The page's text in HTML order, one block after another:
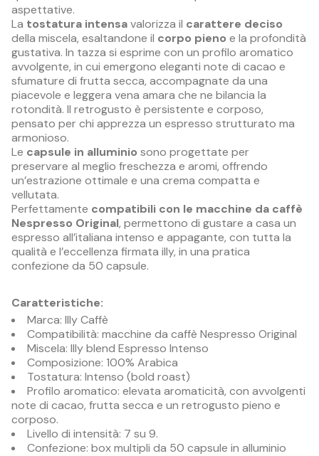
aspettative.
La tostatura intensavalorizza il carattere deciso
della miscela, esaltandone il corpo pieno e la profondità
gustativa. In tazza si esprime con un profilo aromatico
avvolgente, in cui emergono eleganti note di cacao e
sfumature di frutta secca, accompagnate da una
piacevole e leggera vena amara che ne bilancia la
rotondità. Il retrogusto è persistente e corposo,
pensato per chi apprezza un espresso strutturato ma
armonioso.
Le capsule in alluminio sono progettate per
preservare al meglio freschezza e aromi, offrendo
un’estrazione ottimale e una crema compatta e
vellutata.
Perfettamente compatibili con le macchine da caffè
Nespresso Original, permettono di gustare a casa un
espresso all’italiana intenso e appagante, con tutta la
qualità e l’eccellenza firmata illy, in una pratica
confezione da 50 capsule.
Caratteristiche:
Marca: Illy Caffè
Compatibilità: macchine da caffè Nespresso Original
Miscela: Illy blend Espresso Intenso
Composizione: 100% Arabica
Tostatura: Intenso (bold roast)
Profilo aromatico: elevata aromaticità, con avvolgenti
note di cacao, frutta secca e un retrogusto pieno e
corposo.
Livello di intensità: 7 su 9.
Confezione: box multipli da 50 capsule in alluminio